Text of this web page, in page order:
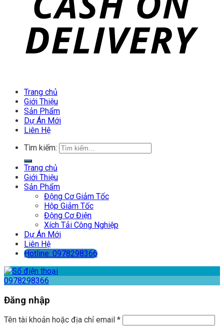
Trang chủ
Giới Thiệu
Sản Phẩm
Dự Án Mới
Liên Hệ
Tìm kiếm:
Trang chủ
Giới Thiệu
Sản Phẩm
Động Cơ Giảm Tốc
Hộp Giảm Tốc
Động Cơ Điện
Xích Tải Công Nghiệp
Dự Án Mới
Liên Hệ
Hotline: 0978298366
0978298366
Đăng nhập
Tên tài khoản hoặc địa chỉ email *